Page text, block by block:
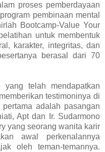
proses pemberdayaan
pembinaan mental
Bootcamp-Value Your
untuk membentuk
karakter, integritas, dan
berasal dari 70
yang telah mendapatkan
testimoninya di
adalah pasangan
Apt dan Ir. Sudarmono
yang seorang wanita karir
awal perkenalannya
oleh teman-temannya.